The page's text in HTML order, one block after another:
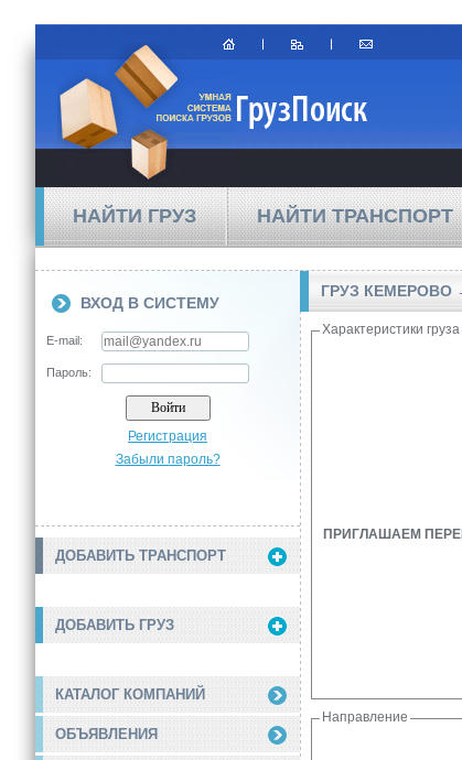
НАЙТИ ГРУЗ НАЙТИ ТРАНСПОРТ
ВХОД В СИСТЕМУ
E-mail:
Пароль:
Регистрация
Забыли пароль?
ДОБАВИТЬ ТРАНСПОРТ
ДОБАВИТЬ ГРУЗ
КАТАЛОГ КОМПАНИЙ
ОБЪЯВЛЕНИЯ
ГРУЗ
Характеристики груза
ПРИГЛАШАЕМ
Направление